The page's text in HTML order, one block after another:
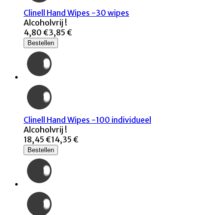
Clinell Hand Wipes -30 wipes
Alcoholvrij !
4,80 €3,85 €
Bestellen
Clinell Hand Wipes -100 individueel
Alcoholvrij !
18,45 €14,35 €
Bestellen